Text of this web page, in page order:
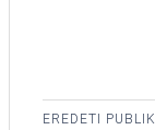
EREDETI